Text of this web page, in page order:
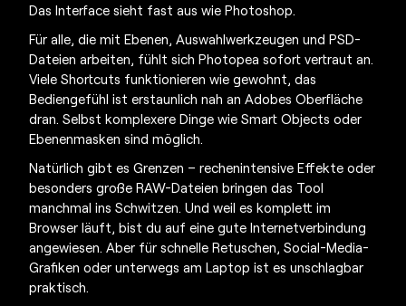
Das Interface sieht fast aus wie Photoshop.
Für alle, die mit Ebenen, Auswahlwerkzeugen und PSD-
Dateien arbeiten, fühlt sich Photopea sofort vertraut an.
Viele Shortcuts funktionieren wie gewohnt, das
Bediengefühl ist erstaunlich nah an Adobes Oberfläche
dran. Selbst komplexere Dinge wie Smart Objects oder
Ebenenmasken sind möglich.
Natürlich gibt es Grenzen – rechenintensive Effekte oder
besonders große RAW-Dateien bringen das Tool
manchmal ins Schwitzen. Und weil es komplett im
Browser läuft, bist du auf eine gute Internetverbindung
angewiesen. Aber für schnelle Retuschen, Social-Media-
Grafiken oder unterwegs am Laptop ist es unschlagbar
praktisch.